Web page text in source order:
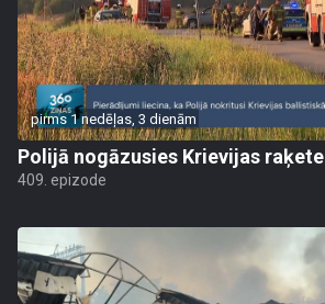
pirms 1 nedēļas, 3 dienām
Polijā nogāzusies Krievijas raķete
409. epizode